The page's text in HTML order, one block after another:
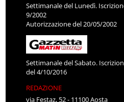
Settimanale del Lunedì.
9/2002
Autorizzazione del 20/05/2002
Settimanale del Sabato.
del 4/10/2016
REDAZIONE
via Festaz, 52 - 11100 Aosta